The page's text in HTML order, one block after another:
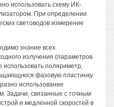
использовать схему ИК-
При определении
световодов измерение
знание всех
излучения (параметров
использовать поляриметр,
фазовую пластинку.
использование
Задачи, связанные с точным
и медленной скоростей в